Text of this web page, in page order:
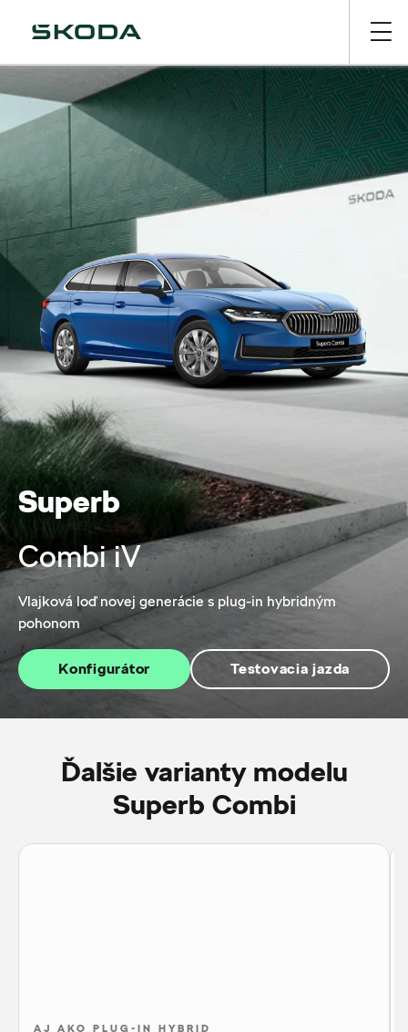
Superb
Combi iV
Vlajková loď novej generácie s plug-in hybridným
pohonom
Konfigurátor Testovacia jazda
Ďalšie varianty modelu
Superb Combi
AJ AKO PLUG-IN HYBRID